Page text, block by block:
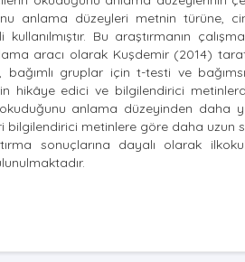
anlama düzeyleri metnin türüne,
Bu araştırmanın
aracı olarak Kuşdemir (2014)
bağımlı gruplar için t-testi ve
hikâye edici ve bilgilendirici
anlama düzeyinden daha
metinlere göre daha uzun
sonuçlarına dayalı olarak